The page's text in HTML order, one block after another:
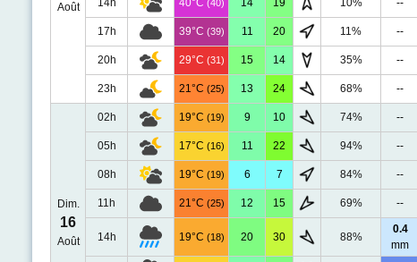
Août 14h 40°C (40) 14 19 10% --
17h 39°C (39) 11 20 11% --
20h 29°C (31) 15 14 35% --
23h 21°C (25) 13 24 68% --
Dim.
16
Août
02h 19°C (19) 9 10 74% --
05h 17°C (16) 11 22 94% --
08h 19°C (19) 6 7 84% --
11h 21°C (25) 12 15 69% --
14h 19°C (18) 20 30 88%
0.4
mm